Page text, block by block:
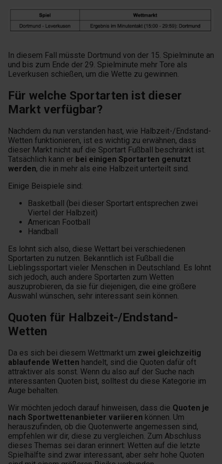
In diesem Fall müsste Dortmund von der 15. Spielminute an
und bis zum Ende der 29. Spielminute mehr Tore als
Leverkusen schießen, um die Wette zu gewinnen.
Für welche Sportarten ist dieser
Markt verfügbar?
Nachdem du nun verstanden hast, wie Halbzeit-/Endstand-
Wetten funktionieren, ist es wichtig zu erwähnen, dass
dieser Markt nicht auf die Sportart Fußball beschränkt ist.
Tatsächlich kann er bei einigen Sportarten genutzt
werden, die in mehr als eine Halbzeit unterteilt sind.
Einige Beispiele sind:
Basketball (bei dieser Sportart entsprechen zwei
Viertel der Halbzeit)
American Football
Handball
Es lohnt sich also, diese Wettart bei verschiedenen
Sportarten zu nutzen. Bekanntlich ist Fußball die
Lieblingssportart vieler Menschen in Deutschland. Es lohnt
sich jedoch, auch andere Sportarten zum Wetten
auszuprobieren, da sie für diejenigen, die eine größere
Auswahl wünschen, sehr interessant sein können.
Quoten für Halbzeit-/Endstand-
Wetten
Da es sich bei diesem Wettmarkt um zwei gleichzeitig
ablaufende Wetten handelt, sind die Quoten dafür oft
attraktiver als sonst. Wenn du also auf der Suche nach
interessanten Quoten bist, solltest du diese Kategorie im
Auge behalten.
Wir möchten jedoch darauf hinweisen, dass die Quoten je
nach Sportwettenanbieter variieren können. Um
herauszufinden, ob die Quotenwerte angemessen sind,
empfehlen wir dir, diese zu vergleichen. Zum Abschluss
dieses Themas sei daran erinnert: Wetten auf die letzte
Spielhälfte sind zwar interessant, aber sehr hohe Quoten